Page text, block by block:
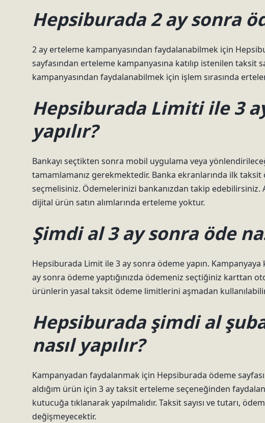
Hepsiburada 2 ay sonra
2 ay erteleme kampanyasından faydalanabilmek için
sayfasından erteleme kampanyasına katılıp istenilen taksit
kampanyasından faydalanabilmek için işlem sırasında
Hepsiburada Limiti ile 3
yapılır?
Bankayı seçtikten sonra mobil uygulama veya
tamamlamanız gerekmektedir. Banka ekranlarında ilk
seçmelisiniz. Ödemelerinizi bankanızdan takip edebilirsiniz.
dijital ürün satın alımlarında erteleme yoktur.
Şimdi al 3 ay sonra öde
Hepsiburada Limit ile 3 ay sonra ödeme yapın. Kampanyaya
ay sonra ödeme yaptığınızda ödemeniz seçtiğiniz karttan
ürünlerin yasal taksit ödeme limitlerini aşmadan
Hepsiburada şimdi al
nasıl yapılır?
Kampanyadan faydalanmak için Hepsiburada ödeme
aldığım ürün için 3 ay taksit erteleme seçeneğinden
kutucuğa tıklanarak yapılmalıdır. Taksit sayısı ve tutarı,
değişmeyecektir.